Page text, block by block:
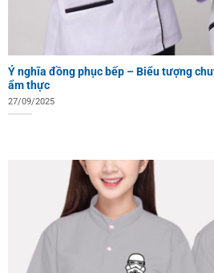
Ý nghĩa đồng phục bếp – Biểu tượng
ẩm thực
27/09/2025